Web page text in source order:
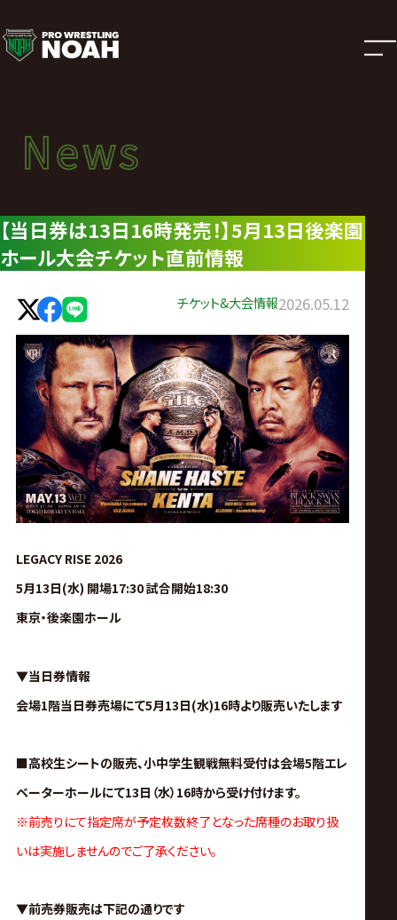
ニ
ュ
ー
ス
|
プ
ロ
レ
リ
ン
グ・
ノ
ア
公
式
サ
イ
ト
News
ニュース
News
【当日券は13日16時発売！】5月13日後楽園
ホール大会チケット直前情報
チケット&大会情報2026.05.12
LEGACY RISE 2026
5月13日(水) 開場17:30 試合開始18:30
東京・後楽園ホール
▼当日券情報
会場1階当日券売場にて5月13日(水)16時より販売いたします
■高校生シートの販売、小中学生観戦無料受付は会場5階エレ
ベーターホールにて13日（水）16時から受け付けます。
※前売りにて指定席が予定枚数終了となった席種のお取り扱
いは実施しませんのでご了承ください。
▼前売券販売は下記の通りです